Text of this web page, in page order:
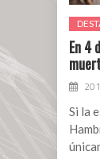
En 4
Si la